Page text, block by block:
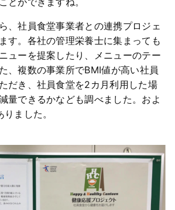
、社員食堂事業者との連携プロジェ
す。各社の管理栄養士に集まっても
ューを提案したり、メニューのテー
、複数の事業所でBMI値が高い社員
だき、社員食堂を2カ月利用した場
量できるかなども調べました。およ
ました。